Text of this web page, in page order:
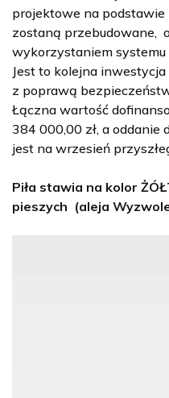
projektowe na
zostaną przebudowane,
wykorzystaniem
Jest to kolejna
z poprawą
Łączna wartość
384 000,00 zł, a
jest na wrzesień
Piła stawia na kolor
pieszych (aleja